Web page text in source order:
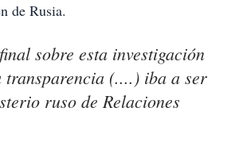
de Rusia.
sobre esta investigación
transparencia (....) iba a ser
ruso de Relaciones